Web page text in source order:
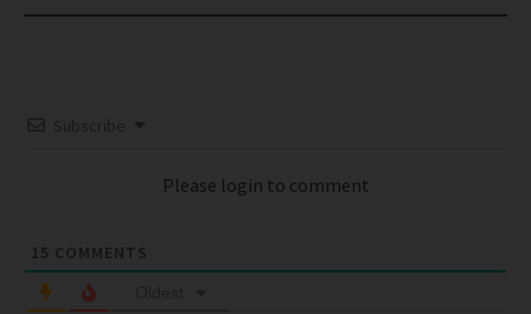
Please login to comment
15 COMMENTS